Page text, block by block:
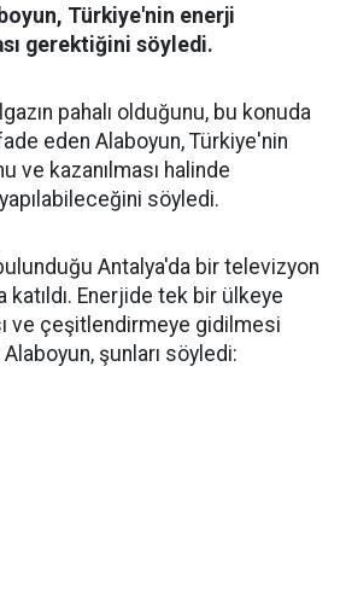
Türkiye'nin enerji
gerektiğini söyledi.
pahalı olduğunu, bu konuda
eden Alaboyun, Türkiye'nin
ve kazanılması halinde
söyledi.
Antalya'da bir televizyon
katıldı. Enerjide tek bir ülkeye
ve çeşitlendirmeye gidilmesi
şunları söyledi: